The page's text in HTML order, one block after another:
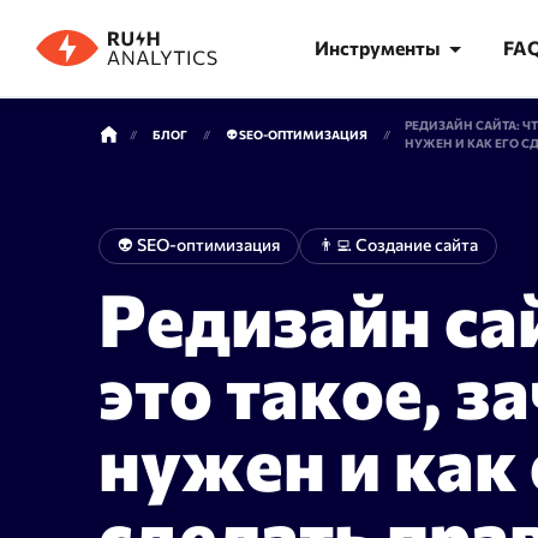
Инструменты
Анализ позиций
Точная проверка позиций в Яндекс
и Google — только реальная выдача
поисковых систем
часа
БЛОГ 👽 SEO-ОПТИМИЗАЦИЯ
РЕДИЗАЙН САЙТА:
НУЖЕН И КАК ЕГО
👽 SEO-оптимизация 👨‍💻 Создание сайта
Редизайн
это такое,
нужен и как